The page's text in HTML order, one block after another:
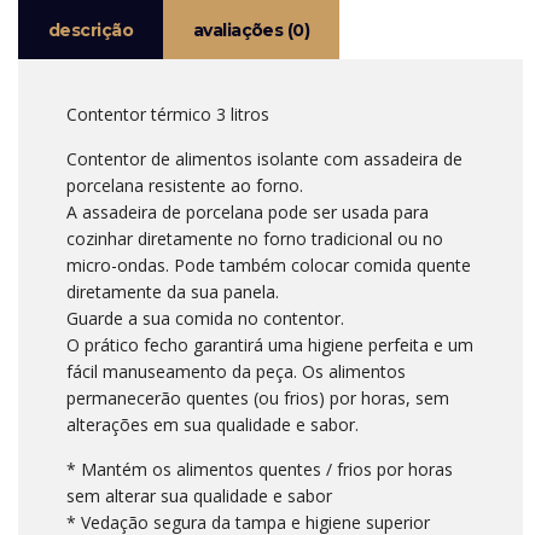
descrição avaliações (0)
Contentor térmico 3 litros
Contentor de alimentos isolante com assadeira de
porcelana resistente ao forno.
A assadeira de porcelana pode ser usada para
cozinhar diretamente no forno tradicional ou no
micro-ondas. Pode também colocar comida quente
diretamente da sua panela.
Guarde a sua comida no contentor.
O prático fecho garantirá uma higiene perfeita e um
fácil manuseamento da peça. Os alimentos
permanecerão quentes (ou frios) por horas, sem
alterações em sua qualidade e sabor.
* Mantém os alimentos quentes / frios por horas
sem alterar sua qualidade e sabor
* Vedação segura da tampa e higiene superior